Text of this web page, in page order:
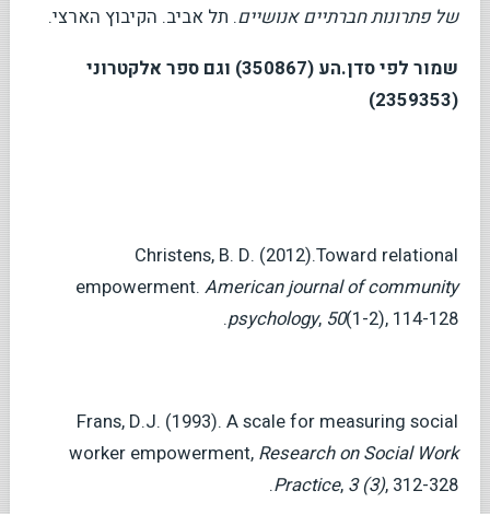
של פתרונות חברתיים אנושיים. תל אביב. הקיבוץ הארצי.
שמור לפי סדן.הע (350867) וגם ספר אלקטרוני
(2359353)
Christens, B. D. (2012).Toward relational
empowerment.American journal of community
psychology, 50(1-2), 114-128.‏
Frans, D.J. (1993). A scale for measuring social
worker empowerment, Research on Social Work
Practice, 3 (3), 312-328.